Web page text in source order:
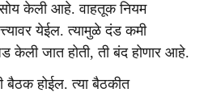
सोय केली आहे. वाहतूक नियम
येईल. त्यामुळे दंड कमी
केली जात होती, ती बंद होणार आहे.
बैठक होईल. त्या बैठकीत